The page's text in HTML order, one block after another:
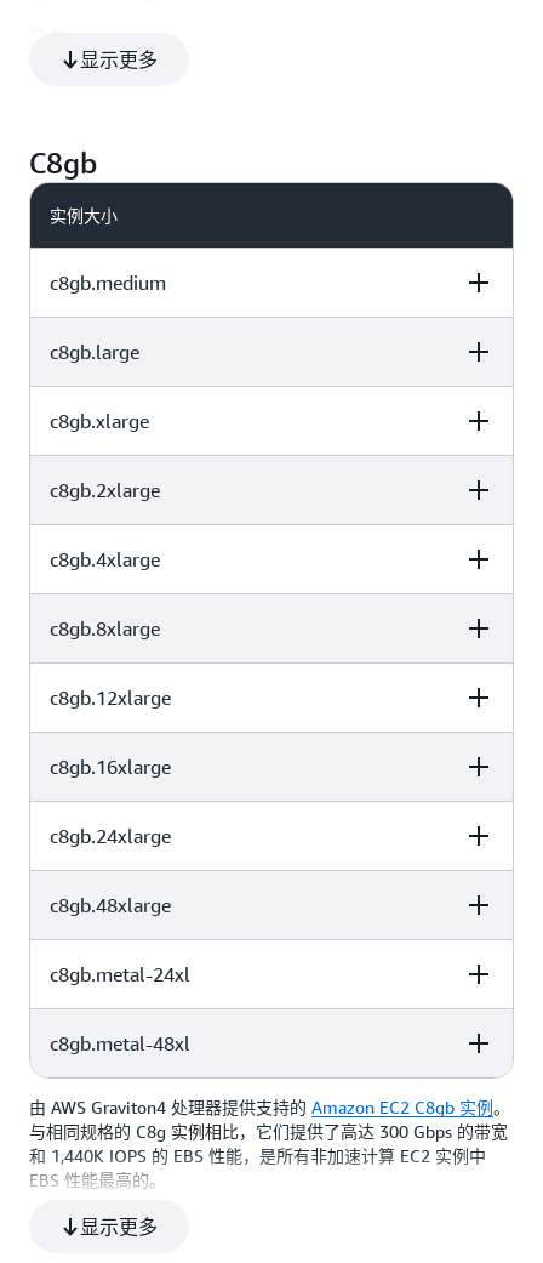
192
倍
采用最新的 DDR5-5600 内存
高达 600 Gbps 的网络带宽
Amazon Elastic Block Store（EBS）带宽高达 120 Gbps
默认情况下针对 Amazon EBS 进行了优化
支持 c8gn.16xlarge、c8gn.24xlarge、c8gn.48xlarge、
c8gn.metal-24xl 和 c8gn.metal-48xl 上的
Adapter（EFA）
组合）提供支持
使用案例
拟设备、数据分析和基于 CPU 的人工智能和机器学习（AI/ML）
显示更多
C8gb
实例大小
c8gb.medium
vCPU 实例存储（GB）
1 2 仅限 EBS
c8gb.large
vCPU 实例存储（GB）
2 4 仅限 EBS
c8gb.xlarge
vCPU 实例存储（GB）
4 8 仅限 EBS
c8gb.2xlarge
vCPU 实例存储（GB）
8 16 仅限 EBS
c8gb.4xlarge
vCPU 实例存储（GB）
16 32 仅限 EBS
c8gb.8xlarge
vCPU 实例存储（GB）
32 64 仅限 EBS
c8gb.12xlarge
vCPU 实例存储（GB）
48 96 仅限 EBS
c8gb.16xlarge
vCPU 实例存储（GB）
64 128 仅限 EBS
c8gb.24xlarge
vCPU 实例存储（GB）
96 192 仅限 EBS
c8gb.48xlarge
vCPU 实例存储（GB）
192 384 仅限 EBS
c8gb.metal-24xl
vCPU 实例存储（GB）
96 192 仅限 EBS
c8gb.metal-48xl
vCPU 内存（GiB） 实例存储（GB）
192
由 AWS Graviton4 处理器提供支持的 Amazon EC2 C8gb 实例。
与相同规格的 C8g 实例相比，它们提供了高达 300 Gbps 的带宽
和 1,440K IOPS 的 EBS 性能，是所有非加速计算 EC2 实例中
EBS 性能最高的。
： 显示更多